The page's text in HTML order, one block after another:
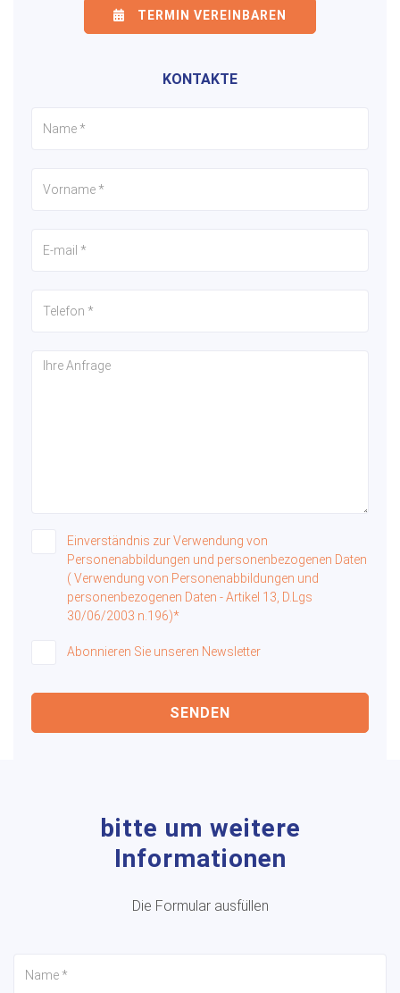
TERMIN VEREINBAREN
KONTAKTE
Einverständnis zur Verwendung von
Personenabbildungen und personenbezogenen Daten
( Verwendung von Personenabbildungen und
personenbezogenen Daten - Artikel 13, D.Lgs
30/06/2003 n.196)*
Abonnieren Sie unseren Newsletter
SENDEN
bitte um weitere
Informationen
Die Formular ausfüllen